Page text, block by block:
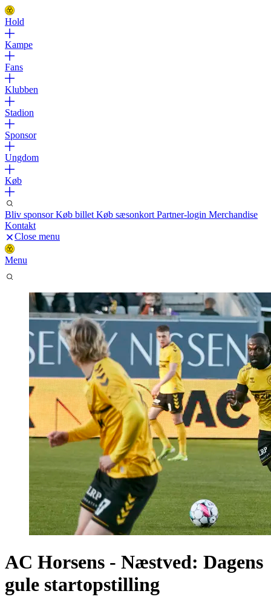
Hold
Kampe
Fans
Klubben
Stadion
Sponsor
Ungdom
Køb
Bliv sponsorKøb billet Køb sæsonkort Partner-login Merchandise
Kontakt
Close menu
Menu
AC Horsens - Næstved: Dagens
gule startopstilling